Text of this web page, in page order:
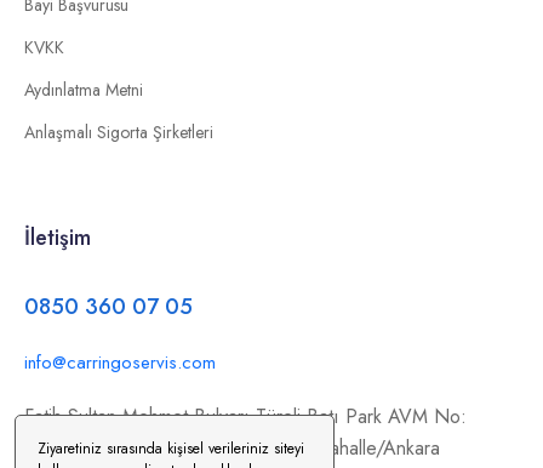
Ziyaretiniz sırasında kişisel verileriniz siteyi
Bayi Başvurusu
KVKK
Aydınlatma Metni
Anlaşmalı Sigorta Şirketleri
İletişim
0850 360 07 05
info@carringoservis.com
Fatih Sultan Mehmet Bulvarı Türeli Batı Park AVM No:
354/C11, İstanbul Yolu, 06370 Yenimahalle/Ankara